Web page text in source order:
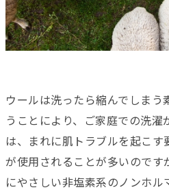
ウールは洗ったら縮んでしま
うことにより、ご家庭での洗濯
は、まれに肌トラブルを起こす
が使用されることが多いのです
にやさしい非塩素系のノンホ